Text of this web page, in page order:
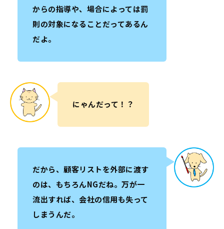
からの指導や、場合によっては罰
則の対象になることだってあるん
だよ。
にゃんだって！？
だから、顧客リストを外部に渡す
のは、もちろんNGだね。万が一
流出すれば、会社の信用も失って
しまうんだ。